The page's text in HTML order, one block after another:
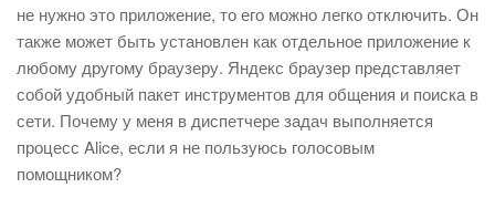
не нужно это приложение, то его можно легко отключить. Он
также может быть установлен как отдельное приложение к
любому другому браузеру. Яндекс браузер представляет
собой удобный пакет инструментов для общения и поиска в
сети. Почему у меня в диспетчере задач выполняется
процесс Alice, если я не пользуюсь голосовым
помощником?